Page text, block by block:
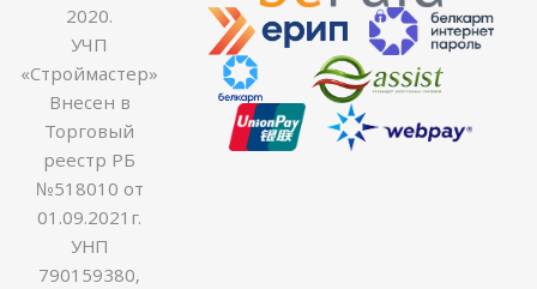
2020.
УЧП
«Строймастер»
Внесен в
Торговый
реестр РБ
№518010 от
01.09.2021г.
УНП
790159380,